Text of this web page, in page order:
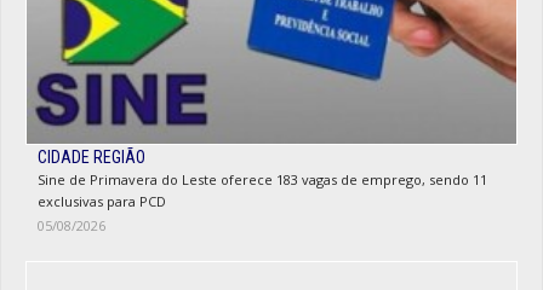
CIDADE REGIÃO
Sine de Primavera do Leste oferece 183 vagas de emprego, sendo 11
exclusivas para PCD
05/08/2026